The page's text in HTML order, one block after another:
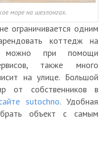
море на шезлонгах.
ограничивается одним
коттедж на
можно при помощи
также много
на улице. Большой
от собственников в
sutochno. Удобная
объект с самым